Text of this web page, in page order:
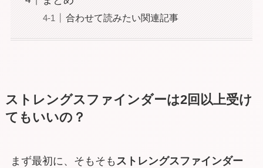
合わせて読みたい関連記事
ストレングスファインダーは2回以上受け
てもいいの？
まず最初に、そもそも ストレングスファインダー